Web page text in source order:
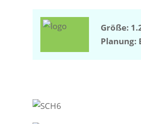
Größe:
Planung: